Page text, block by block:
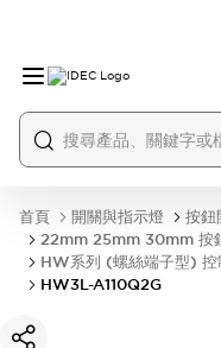
首頁 開關與指示燈
按鈕
22mm 25mm 30mm 按
HW系列 (螺絲端子型)
HW3L-A110Q2G